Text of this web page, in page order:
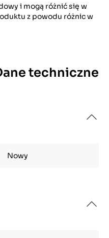
i mogą różnić się w
z powodu różnic w
techniczne
Nowy